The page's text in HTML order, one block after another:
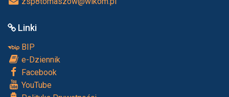
Linki
BIP
e-Dziennik
Facebook
YouTube